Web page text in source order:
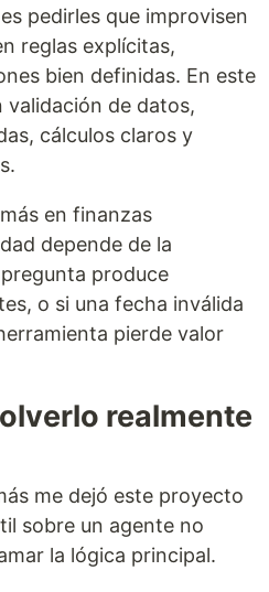
pedirles que improvisen
reglas explícitas,
bien definidas. En este
validación de datos,
cálculos claros y
en finanzas
depende de la
produce
o si una fecha inválida
pierde valor
realmente
me dejó este proyecto
sobre un agente no
la lógica principal.